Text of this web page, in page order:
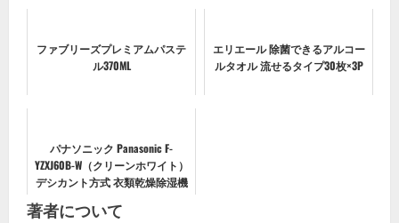
ファブリーズプレミアムパステ
ル370ML
エリエール 除菌できるアルコー
ルタオル 流せるタイプ30枚×3P
パナソニック Panasonic F-
YZXJ60B-W（クリーンホワイト）
デシカント方式 衣類乾燥除湿機
著者について